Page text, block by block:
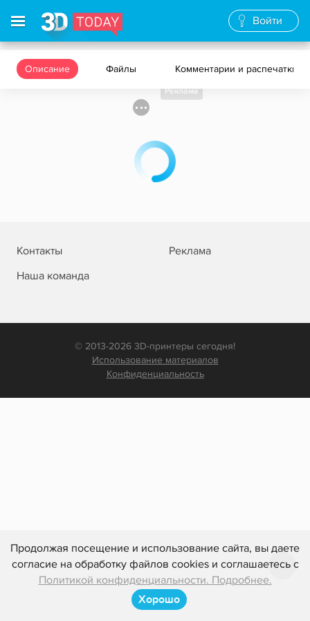
Продолжая посещение и использование сайта, вы даете
согласие на обработку файлов cookies и соглашаетесь с
Политикой конфиденциальности. Подробнее.
Хорошо
Войти
Описание Файлы Комментарии и распечатки
Реклама
Контакты
Реклама
Наша команда
© 2013-2026 3D-принтеры сегодня!
Использование материалов
Конфиденциальность